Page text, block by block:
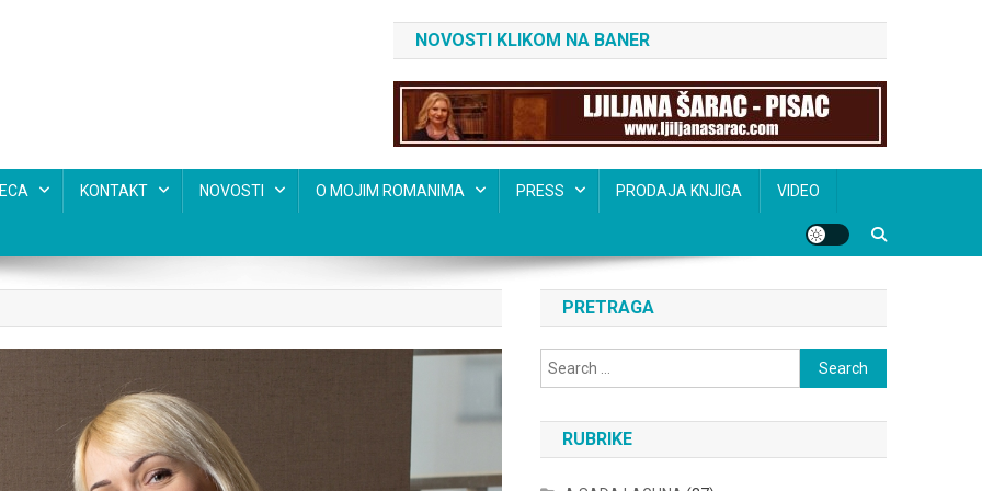
NOVOSTI KLIKOM NA BANER
KONTAKT NOVOSTI O MOJIM ROMANIMA PRESS PRODAJA KNJIGA VIDEO
PRETRAGA
Search
for:
RUBRIKE